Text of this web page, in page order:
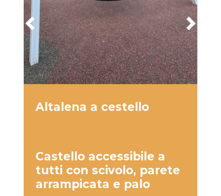
Altalena a cestello
Castello accessibile a
tutti con scivolo, parete
arrampicata e palo